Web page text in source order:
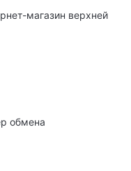
магазин верхней
обмена